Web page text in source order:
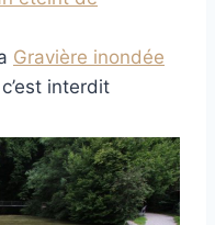
Gravière inondée
interdit